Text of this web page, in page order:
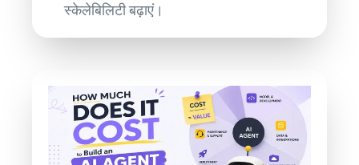
स्केलेबिलिटी बढ़ाएं।